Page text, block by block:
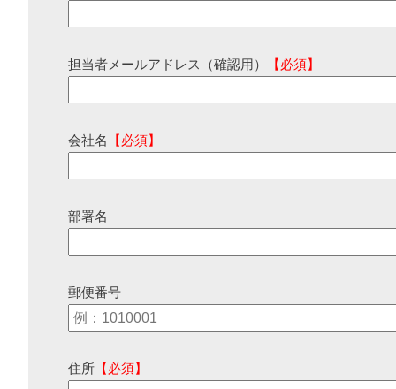
担当者メールアドレス（確認用） 【必須】
会社名 【必須】
部署名
郵便番号
住所 【必須】